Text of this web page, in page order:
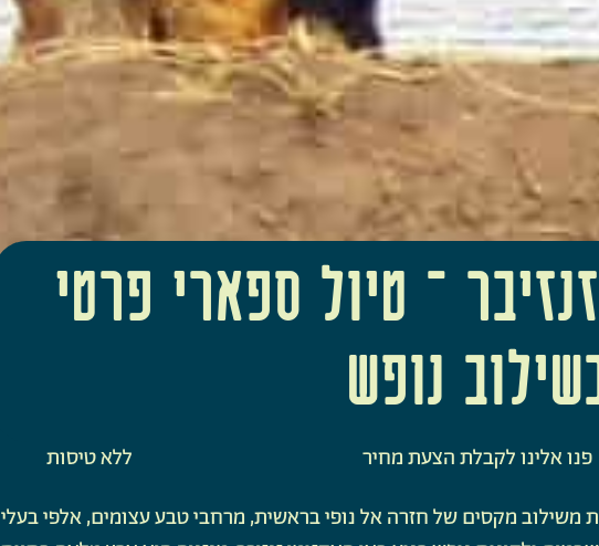
– טיול ספארי פרטי
נופש
פנו אלינו לקבלת הצעת מחיר ללא טיסות
משילוב מקסים של חזרה אל נופי בראשית, מרחבי טבע עצומים, אלפי בעלי